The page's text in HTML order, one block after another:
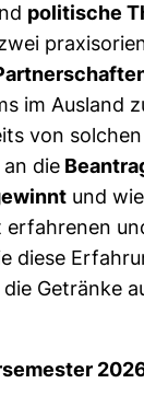
politische
im Ausland
von
die
und
erfahrenen
diese
Getränke